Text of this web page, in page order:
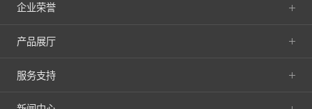
企业荣誉
产品展厅
服务支持